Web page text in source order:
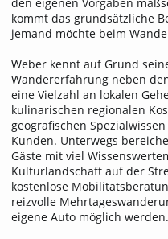
den eigenen Vorgaben
kommt das grundsätzliche
jemand möchte beim
Weber kennt auf Grund
Wandererfahrung neben
eine Vielzahl an lokalen
kulinarischen regionalen
geografischen
Kunden. Unterwegs
Gäste mit viel
Kulturlandschaft auf der
kostenlose
reizvolle
eigene Auto möglich werden.